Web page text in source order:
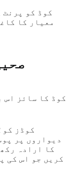
معیار کا
دیواروں پر
کا ارادہ
کریں جو اس کی